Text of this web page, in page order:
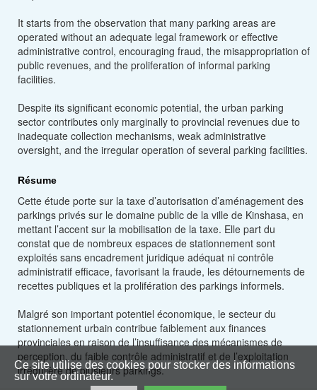
It starts from the observation that many parking areas are
operated without an adequate legal framework or effective
administrative control, encouraging fraud, the misappropriation of
public revenues, and the proliferation of informal parking
facilities.
Despite its significant economic potential, the urban parking
sector contributes only marginally to provincial revenues due to
inadequate collection mechanisms, weak administrative
oversight, and the irregular operation of several parking facilities.
Résume
Cette étude porte sur la taxe d’autorisation d’aménagement des
parkings privés sur le domaine public de la ville de Kinshasa, en
mettant l’accent sur la mobilisation de la taxe. Elle part du
constat que de nombreux espaces de stationnement sont
exploités sans encadrement juridique adéquat ni contrôle
administratif efficace, favorisant la fraude, les détournements de
recettes publiques et la prolifération des parkings informels.
Malgré son important potentiel économique, le secteur du
stationnement urbain contribue faiblement aux finances
provinciales en raison de l’insuffisance des mécanismes de
perception, du faible contrôle administratif et de l’exploitation
irrégulière de plusieurs parkings.
Ce site utilise des cookies pour stocker des informations
sur votre ordinateur.